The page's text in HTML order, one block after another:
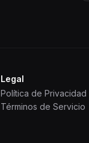
Legal
Política de Privacidad
Términos de Servicio